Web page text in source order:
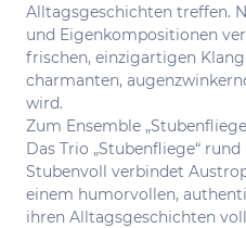
Alltagsgeschichten treffen.
und Eigenkompositionen
frischen, einzigartigen
charmanten,
wird.
Zum Ensemble
Das Trio „Stubenfliege“
Stubenvoll verbindet
einem humorvollen,
ihren Alltagsgeschichten